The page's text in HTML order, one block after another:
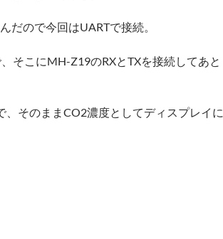
だので今回はUARTで接続。
そこにMH-Z19のRXとTXを接続してあと
そのままCO2濃度としてディスプレイに